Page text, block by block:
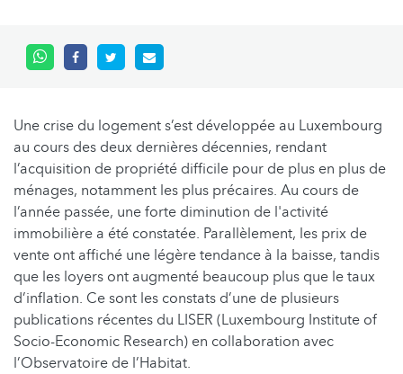
Une crise du logement s’est développée au Luxembourg
au cours des deux dernières décennies, rendant
l’acquisition de propriété difficile pour de plus en plus de
ménages, notamment les plus précaires. Au cours de
l’année passée, une forte diminution de l'activité
immobilière a été constatée. Parallèlement, les prix de
vente ont affiché une légère tendance à la baisse, tandis
que les loyers ont augmenté beaucoup plus que le taux
d’inflation. Ce sont les constats d’une de plusieurs
publications récentes du LISER (Luxembourg Institute of
Socio-Economic Research) en collaboration avec
l’Observatoire de l’Habitat.